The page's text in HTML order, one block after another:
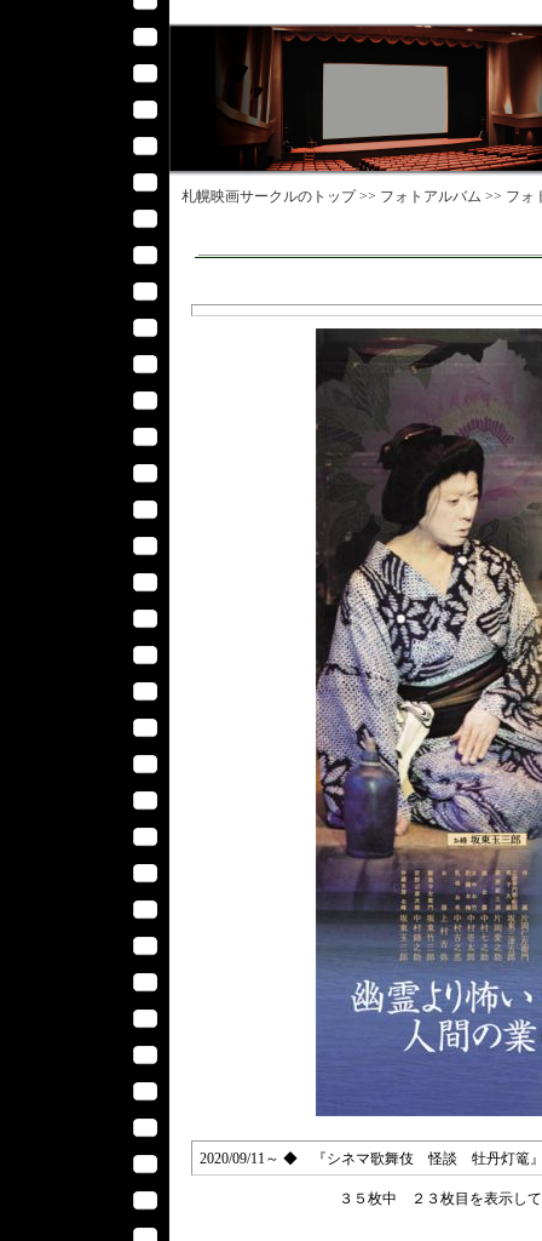
札幌映画サークルのトップ >> フォトアルバム >> フォ
2020/09/11～ ◆ 『シネマ歌舞伎 怪談 牡丹灯篭』
３５枚中 ２３枚目を表示し